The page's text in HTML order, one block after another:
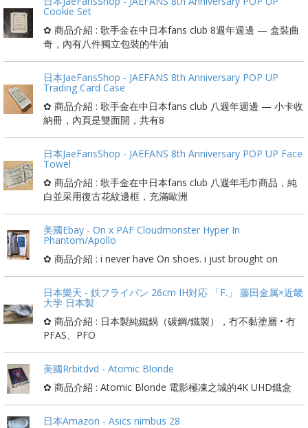
Cookie Set
✿ 商品介紹 : 歌手金在中日本fans club 8週年週邊 — 盒裝曲
奇，內有八件獨立包裝的牛油
日本JaeFansShop - JAEFANS 8th Anniversary POP UP
Trading Card Case
✿ 商品介紹 : 歌手金在中日本fans club 八週年週邊 — 小卡收
納冊，內頁是雙面開，共有8
日本JaeFansShop - JAEFANS 8th Anniversary POP UP Face
Towel
✿ 商品介紹 : 歌手金在中日本fans club 八週年毛巾商品，純
白並采用復古花紋邊框，充滿歐洲
美國Ebay - On x PAF Cloudmonster Hyper In
Phantom/Apollo
✿ 商品介紹 : i never have On shoes. i just brought on
日本樂天 - 鉄フライパン 26cm IH対応 「F.」 藤田金属×近畿
大学 日本製
✿ 商品介紹 : 日本製純鐵鍋（碳鋼/鐵製），冇不黏塗層 • 冇
PFAS、PFO
美國Rrbitdvd - Atomic Blonde
✿ 商品介紹 : Atomic Blonde 電影極凍之城的4K UHD鐵盒
日本Amazon - Asics nimbus 28